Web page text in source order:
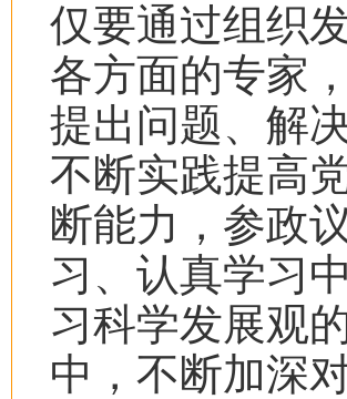
仅要通过组织
各方面的专家
提出问题、解
不断实践提高
断能力，参政
习、认真学习
习科学发展观
中，不断加深